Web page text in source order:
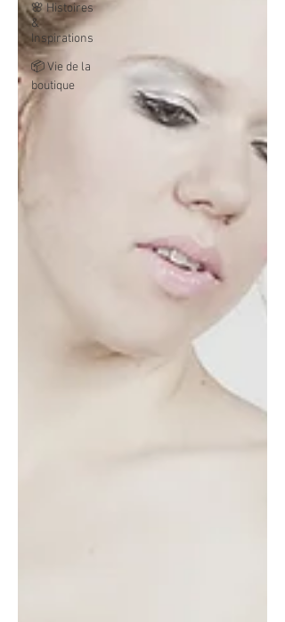
🌸 Histoires
&
Inspirations
📦 Vie de la
boutique